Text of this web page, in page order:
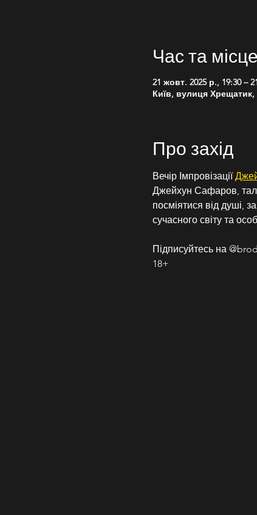
Час та місце
21 жовт. 2025 р., 19:30 –
Київ, вулиця Хрещатик,
Про захід
Вечір Імпровізації
Джейхун Сафаров,
посміятися від душі,
сучасного світу та
Підписуйтесь на
18+